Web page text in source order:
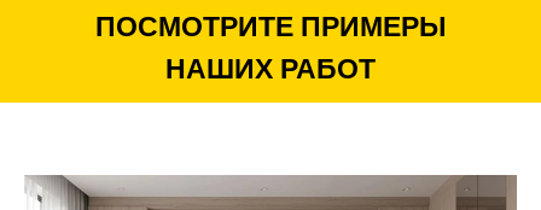
ПОСМОТРИТЕ ПРИМЕРЫ
НАШИХ РАБОТ